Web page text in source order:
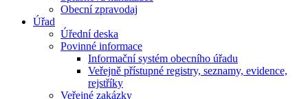
Obecní zpravodaj
Úřad
Úřední deska
Povinné informace
Informační systém obecního úřadu
Veřejně přístupné registry, seznamy, evidence,
rejstříky
Veřejné zakázky